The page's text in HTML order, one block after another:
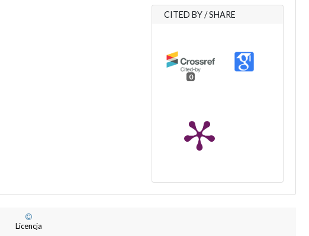
CITED BY / SHARE
0
Licencja